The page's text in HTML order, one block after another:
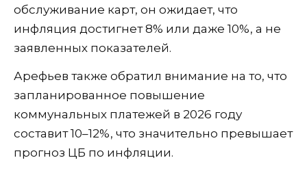
обслуживание карт, он ожидает, что
инфляция достигнет 8% или даже 10%, а не
заявленных показателей.
Арефьев также обратил внимание на то, что
запланированное повышение
коммунальных платежей в 2026 году
составит 10–12%, что значительно превышает
прогноз ЦБ по инфляции.